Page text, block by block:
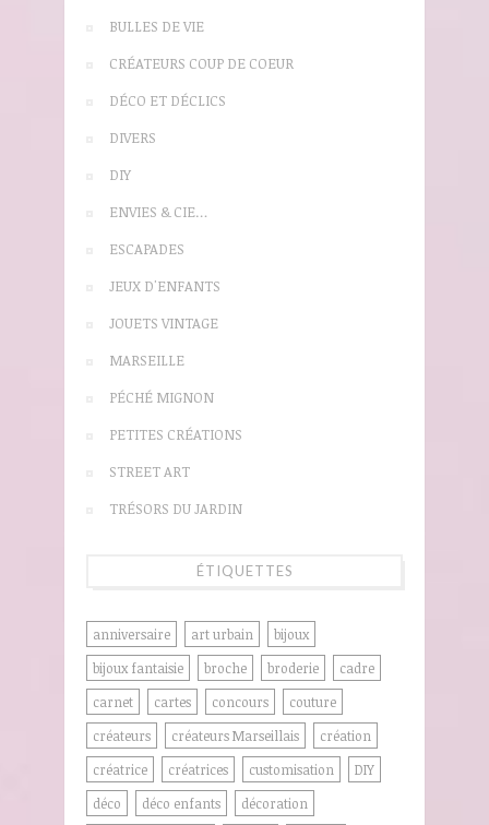
BULLES DE VIE
CRÉATEURS COUP DE COEUR
DÉCO ET DÉCLICS
DIVERS
DIY
ENVIES & CIE…
ESCAPADES
JEUX D'ENFANTS
JOUETS VINTAGE
MARSEILLE
PÉCHÉ MIGNON
PETITES CRÉATIONS
STREET ART
TRÉSORS DU JARDIN
ÉTIQUETTES
anniversaire art urbain
bijoux
bijoux fantaisie
broche broderie
cadre
carnet
cartes concours
couture
créateurs
créateurs Marseillais
création
créatrice
créatrices customisation
DIY
déco
déco enfants décoration